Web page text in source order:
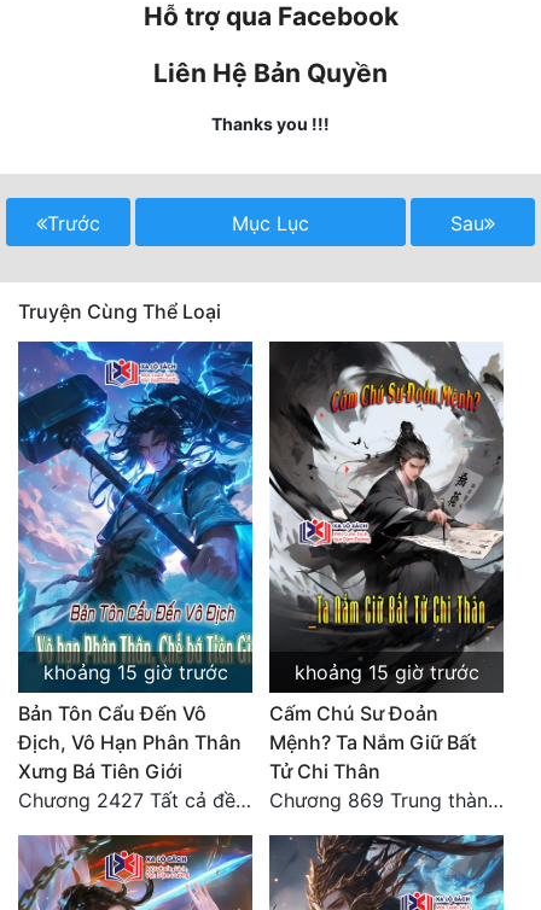
Khoa Huyễn Không Gian
Kỳ Huyễn
Kỳ Ảo
Làm Giàu
Lịch Sử
Mưu Mô
Mạt Thế
Mỹ Thực
Ngôn Tình
Ngược
Nữ Cường
Nữ Phụ
Phong Thủy - Tâm Linh
Phương Tây
Phản Phái
Quan Trường
Hỗ trợ qua Facebook
Liên Hệ Bản Quyền
Thanks you !!!
Trước Mục Lục Sau
Truyện Cùng Thể Loại
khoảng 15 giờ trước
Bản Tôn Cẩu Đến Vô
Địch, Vô Hạn Phân Thân
Xưng Bá Tiên Giới
Chương 2427 Tất cả đều nhờ nỗ lực! Mời Đế vào Thiên!
khoảng 15 giờ trước
Cấm Chú Sư Đoản
Mệnh? Ta Nắm Giữ Bất
Tử Chi Thân
Chương 869 Trung thành tuyệt đối